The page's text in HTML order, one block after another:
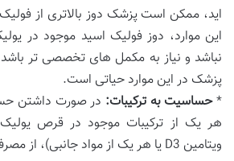
اید، ممکن است پزشک دوز بالاتری از
این موارد، دوز فولیک اسید موجود در
نباشد و نیاز به مکمل های تخصصی تر
پزشک در این موارد حیاتی است.
*حساسیت به ترکیبات: در صورت داشتن
هر یک از ترکیبات موجود در قرص
ویتامین D3 یا هر یک از مواد جانبی)، از مصرف آن خودداری کنید.